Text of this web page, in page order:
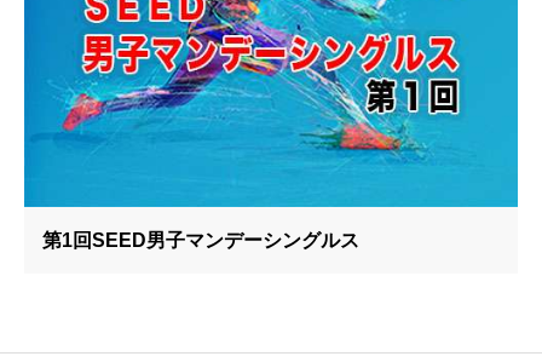
第1回SEED男子マンデーシングルス